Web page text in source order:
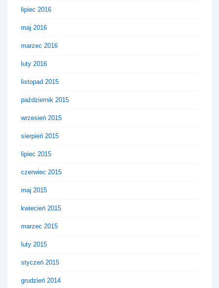
lipiec 2016
maj 2016
marzec 2016
luty 2016
listopad 2015
październik 2015
wrzesień 2015
sierpień 2015
lipiec 2015
czerwiec 2015
maj 2015
kwiecień 2015
marzec 2015
luty 2015
styczeń 2015
grudzień 2014